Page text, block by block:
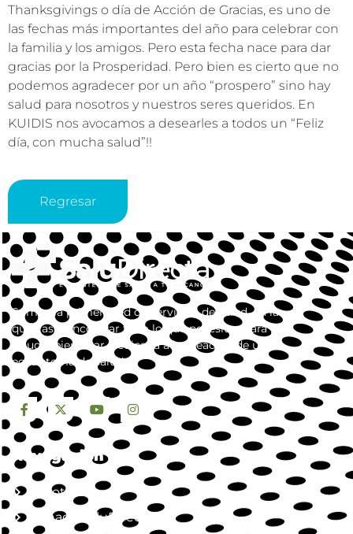
Thanksgivings o día de Acción de Gracias, es uno de
las fechas más importantes del año para celebrar con
la familia y los amigos. Pero esta fecha nace para dar
gracias por la Prosperidad. Pero bien es cierto que no
podemos agradecer por un año “prospero” sino hay
salud para nosotros y nuestros seres queridos. En
KUIDIS nos avocamos a desearles a todos un “Feliz
día, con mucha salud”!!
Regresar
Somos la primera red de servicios de salud, en la
que vas a encontrar todo lo que necesitas para tu
salud y bienestar. dedicada a la creación de un
ecosistema de salud.
Navegación
Nosotros
Jornada SaluDirecta